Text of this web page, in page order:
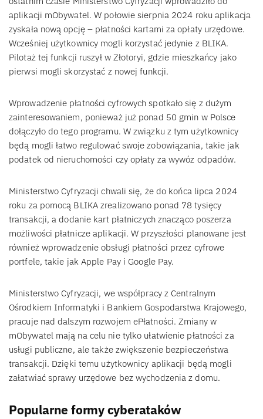
aplikacji mObywatel. W połowie sierpnia 2024 roku aplikacja
zyskała nową opcję – płatności kartami za opłaty urzędowe.
Wcześniej użytkownicy mogli korzystać jedynie z BLIKA.
Pilotaż tej funkcji ruszył w Złotoryi, gdzie mieszkańcy jako
pierwsi mogli skorzystać z nowej funkcji.
Wprowadzenie płatności cyfrowych spotkało się z dużym
zainteresowaniem, ponieważ już ponad 50 gmin w Polsce
dołączyło do tego programu. W związku z tym użytkownicy
będą mogli łatwo regulować swoje zobowiązania, takie jak
podatek od nieruchomości czy opłaty za wywóz odpadów.
Ministerstwo Cyfryzacji chwali się, że do końca lipca 2024
roku za pomocą BLIKA zrealizowano ponad 78 tysięcy
transakcji, a dodanie kart płatniczych znacząco poszerza
możliwości płatnicze aplikacji. W przyszłości planowane jest
również wprowadzenie obsługi płatności przez cyfrowe
portfele, takie jak Apple Pay i Google Pay.
Ministerstwo Cyfryzacji, we współpracy z Centralnym
Ośrodkiem Informatyki i Bankiem Gospodarstwa Krajowego,
pracuje nad dalszym rozwojem ePłatności. Zmiany w
mObywatel mają na celu nie tylko ułatwienie płatności za
usługi publiczne, ale także zwiększenie bezpieczeństwa
transakcji. Dzięki temu użytkownicy aplikacji będą mogli
załatwiać sprawy urzędowe bez wychodzenia z domu.
Popularne formy cyberataków